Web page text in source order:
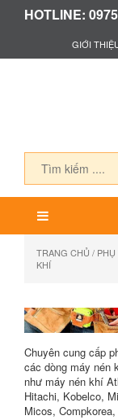
HOTLINE:
GIỚI
TRANG CHỦ /
KHÍ
Chuyên cung cấp
các dòng máy nén
như máy nén khí
Hitachi, Kobelco,
Micos,